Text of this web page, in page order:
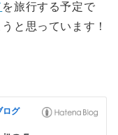
を旅行する予定で
と思っています！